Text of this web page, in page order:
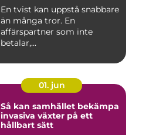
En tvist kan uppstå snabbare
än många tror. En
affärspartner som inte
betalar,...
01. jun
Så kan samhället bekämpa
invasiva växter på ett
hållbart sätt